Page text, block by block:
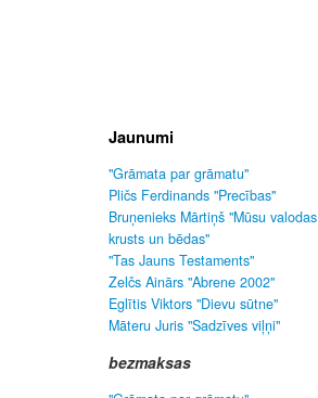
Jaunumi
"Grāmata par grāmatu"
Pličs Ferdinands "Precības"
Bruņenieks Mārtiņš "Mūsu valodas
krusts un bēdas"
"Tas Jauns Testaments"
Zelčs Ainārs "Abrene 2002"
Eglītis Viktors "Dievu sūtne"
Māteru Juris "Sadzīves viļņi"
bezmaksas